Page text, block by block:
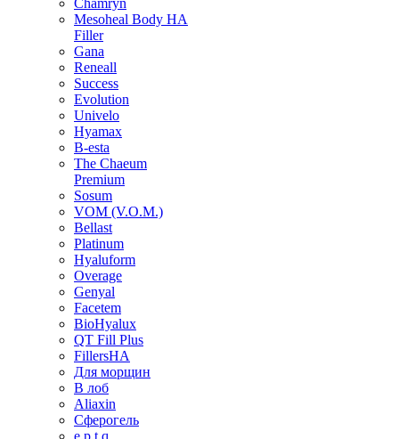
Chamryn
Mesoheal Body HA
Filler
Gana
Reneall
Success
Evolution
Univelo
Hyamax
B-esta
The Chaeum
Premium
Sosum
VOM (V.O.M.)
Bellast
Platinum
Hyaluform
Overage
Genyal
Facetem
BioHyalux
QT Fill Plus
FillersHA
Для морщин
В лоб
Aliaxin
Сферогель
e.p.t.q